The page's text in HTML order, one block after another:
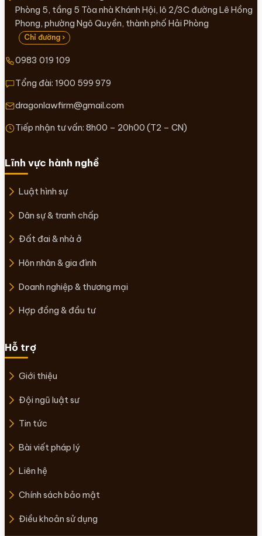
Phòng 5, tầng 5 Tòa nhà Khánh Hội, lô 2/3C đường Lê Hồng
Phong, phường Ngô Quyền, thành phố Hải Phòng
Chỉ đường ›
0983 019 109
Tổng đài: 1900 599 979
dragonlawfirm@gmail.com
Tiếp nhận tư vấn: 8h00 – 20h00 (T2 – CN)
Lĩnh vực hành nghề
Luật hình sự
Dân sự & tranh chấp
Đất đai & nhà ở
Hôn nhân & gia đình
Doanh nghiệp & thương mại
Hợp đồng & đầu tư
Hỗ trợ
Giới thiệu
Đội ngũ luật sư
Tin tức
Bài viết pháp lý
Liên hệ
Chính sách bảo mật
Điều khoản sử dụng